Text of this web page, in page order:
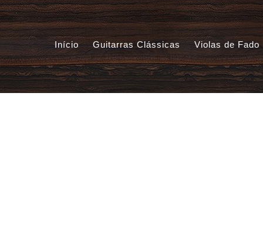
Início Guitarras Clássicas Violas de Fado